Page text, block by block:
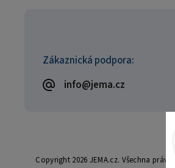
Zákaznická podpora:
info@jema.cz
Copyright 2026 JEMA.cz. Všechna práva